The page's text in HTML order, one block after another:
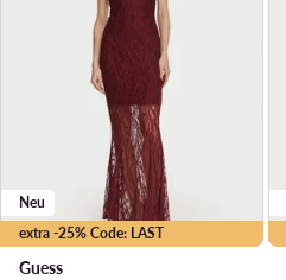
extra -25% Code: LAST
Neu
Guess